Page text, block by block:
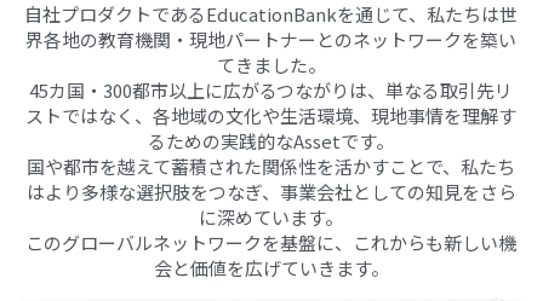
自社プロダクトであるEducationBankを通じて、私たちは世
界各地の教育機関・現地パートナーとのネットワークを築い
てきました。
45カ国・300都市以上に広がるつながりは、単なる取引先リ
ストではなく、各地域の文化や生活環境、現地事情を理解す
るための実践的なAssetです。
国や都市を越えて蓄積された関係性を活かすことで、私たち
はより多様な選択肢をつなぎ、事業会社としての知見をさら
に深めています。
このグローバルネットワークを基盤に、これからも新しい機
会と価値を広げていきます。